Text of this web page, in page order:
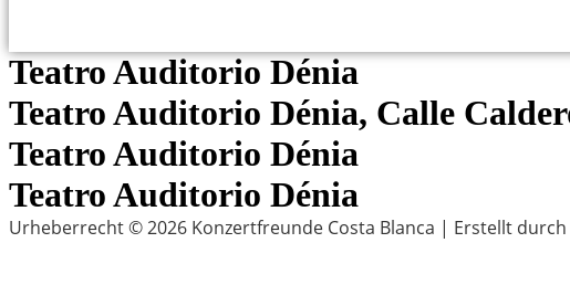
Teatro Auditorio Dénia
Teatro Auditorio Dénia, Calle
Teatro Auditorio Dénia
Teatro Auditorio Dénia
Urheberrecht © 2026 Konzertfreunde Costa Blanca | Erstellt